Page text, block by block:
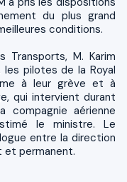
du plus grand
conditions.
M. Karim
les pilotes de la Royal
à leur grève et à
qui intervient durant
aérienne
le ministre. Le
entre la direction
et permanent.